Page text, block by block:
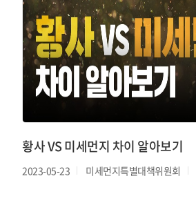
황사 VS 미세먼지 차이 알아보기
2023-05-23 미세먼지특별대책위원회